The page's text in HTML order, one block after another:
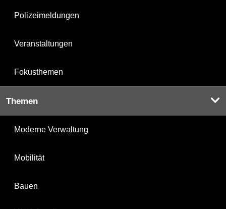
Polizeimeldungen
Veranstaltungen
Fokusthemen
Themen
Moderne Verwaltung
Mobilität
Bauen